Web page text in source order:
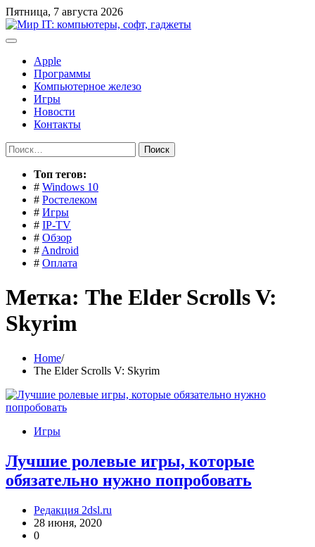
Перейти
к
содержимому
Пятница, 7 августа 2026
Apple
Программы
Компьютерное железо
Игры
Новости
Контакты
Найти:
Toп тегов:
# Windows 10
# Ростелеком
# Игры
# IP-TV
# Обзор
# Android
# Оплата
Метка: The Elder Scrolls V:
Skyrim
Home
The Elder Scrolls V: Skyrim
Игры
Лучшие ролевые игры, которые
обязательно нужно попробовать
Редакция 2dsl.ru
28 июня, 2020
0